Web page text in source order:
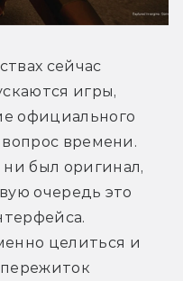
сейчас
игры,
официального
времени.
был оригинал,
очередь это
целиться и